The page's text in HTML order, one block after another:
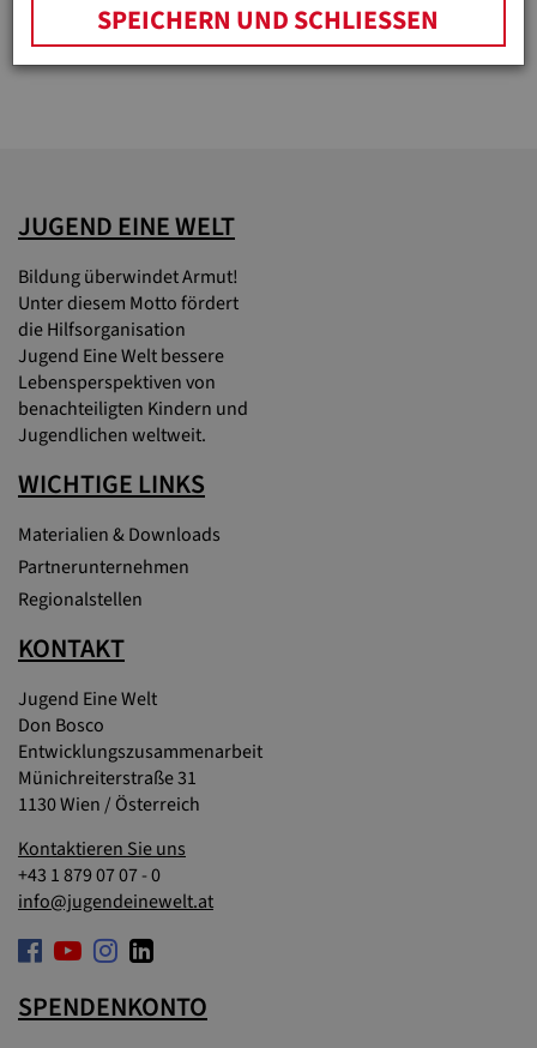
Waisenkinder evakuiert.
JUGEND EINE WELT
Bildung überwindet Armut!
Unter diesem Motto fördert
die Hilfsorganisation
Jugend Eine Welt bessere
Lebensperspektiven von
benachteiligten Kindern und
Jugendlichen weltweit.
WICHTIGE LINKS
Materialien & Downloads
Partnerunternehmen
Regionalstellen
KONTAKT
Jugend Eine Welt
Don Bosco
Entwicklungszusammenarbeit
Münichreiterstraße 31
1130 Wien / Österreich
Kontaktieren Sie uns
+43 1 879 07 07 - 0
info@jugendeinewelt.at
SPENDENKONTO
SPEICHERN UND SCHLIESSEN